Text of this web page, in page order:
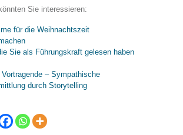
Sie interessieren:
für die Weihnachtszeit
Sie als Führungskraft gelesen haben
– Sympathische
durch Storytelling